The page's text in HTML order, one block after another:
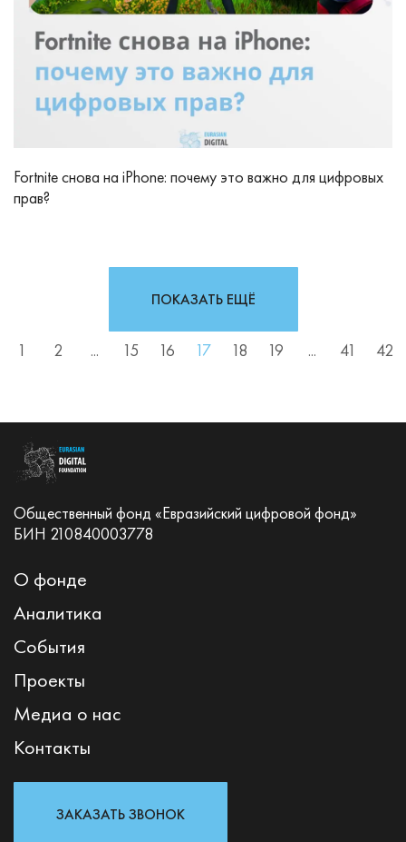
Fortnite снова на iPhone: почему это важно для цифровых
прав?
1 2 ... 15 16 17 18 19 ... 41 42
ПОКАЗАТЬ ЕЩЁ
Общественный фонд «Евразийский цифровой фонд»
БИН 210840003778
О фонде
Аналитика
События
Проекты
Медиа о нас
Контакты
ЗАКАЗАТЬ ЗВОНОК